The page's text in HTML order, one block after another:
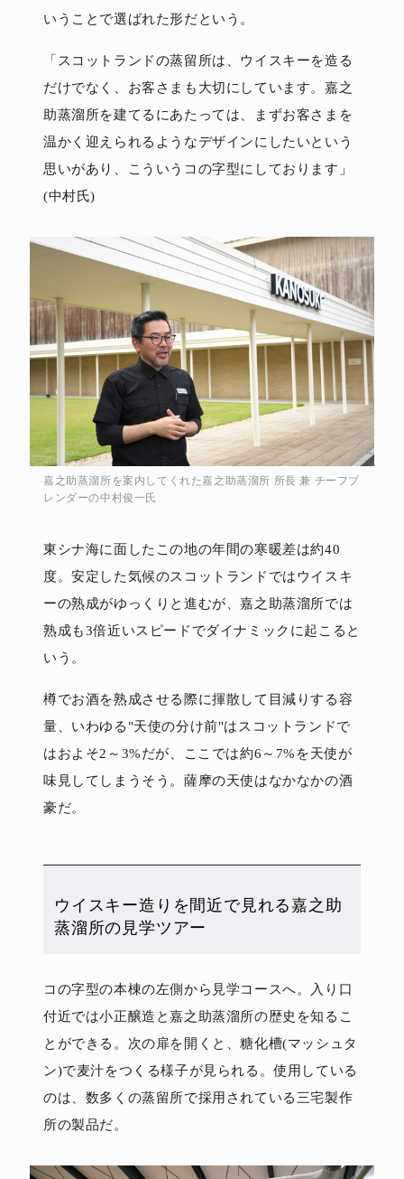
いうことで選ばれた形だという。
「スコットランドの蒸留所は、ウイスキーを造る
だけでなく、お客さまも大切にしています。嘉之
助蒸溜所を建てるにあたっては、まずお客さまを
温かく迎えられるようなデザインにしたいという
思いがあり、こういうコの字型にしております」
(中村氏)
嘉之助蒸溜所を案内してくれた嘉之助蒸溜所 所長 兼 チーフブ
レンダーの中村俊一氏
東シナ海に面したこの地の年間の寒暖差は約40
度。安定した気候のスコットランドではウイスキ
ーの熟成がゆっくりと進むが、嘉之助蒸溜所では
熟成も3倍近いスピードでダイナミックに起こると
いう。
樽でお酒を熟成させる際に揮散して目減りする容
量、いわゆる"天使の分け前"はスコットランドで
はおよそ2～3%だが、ここでは約6～7%を天使が
味見してしまうそう。薩摩の天使はなかなかの酒
豪だ。
ウイスキー造りを間近で見れる嘉之助
蒸溜所の見学ツアー
コの字型の本棟の左側から見学コースへ。入り口
付近では小正醸造と嘉之助蒸溜所の歴史を知るこ
とができる。次の扉を開くと、糖化槽(マッシュタ
ン)で麦汁をつくる様子が見られる。使用している
のは、数多くの蒸留所で採用されている三宅製作
所の製品だ。